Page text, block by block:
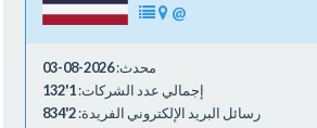
@
محدث:2026-08-03
إجمالي عدد الشركات:1'132
رسائل البريد الإلكتروني الفريدة:2'834